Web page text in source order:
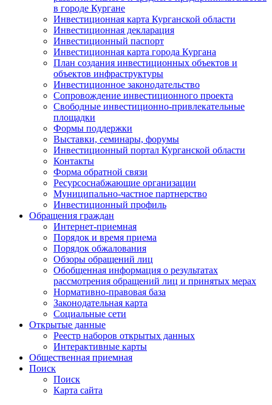
в городе Кургане
Инвестиционная карта Курганской области
Инвестиционная декларация
Инвестиционный паспорт
Инвестиционная карта города Кургана
План создания инвестиционных объектов и
объектов инфраструктуры
Инвестиционное законодательство
Сопровождение инвестиционного проекта
Свободные инвестиционно-привлекательные
площадки
Формы поддержки
Выставки, семинары, форумы
Инвестиционный портал Курганской области
Контакты
Форма обратной связи
Ресурсоснабжающие организации
Муниципально-частное партнерство
Инвестиционный профиль
Обращения граждан
Интернет-приемная
Порядок и время приема
Порядок обжалования
Обзоры обращений лиц
Обобщенная информация о результатах
рассмотрения обращений лиц и принятых мерах
Нормативно-правовая база
Законодательная карта
Социальные сети
Открытые данные
Реестр наборов открытых данных
Интерактивные карты
Общественная приемная
Поиск
Поиск
Карта сайта